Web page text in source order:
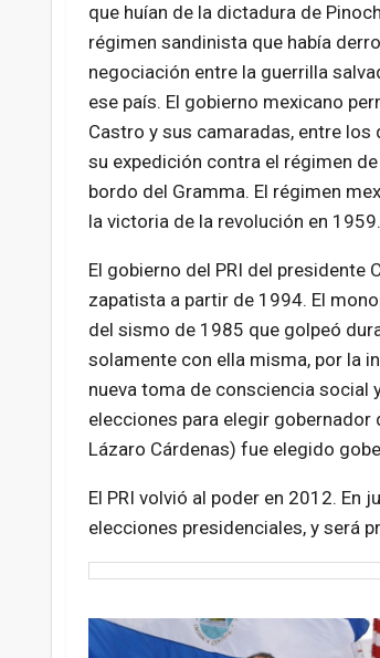
que huían de la dictadura de
régimen sandinista que había
negociación entre la guerrilla
ese país. El gobierno mexicano
Castro y sus camaradas, entre los
su expedición contra el régimen
bordo del Gramma. El régimen
la victoria de la revolución en 1959.
El gobierno del PRI del
zapatista a partir de 1994. El
del sismo de 1985 que golpeó
solamente con ella misma, por la
nueva toma de consciencia social
elecciones para elegir
Lázaro Cárdenas) fue elegido
El PRI volvió al poder en 2012. En
elecciones presidenciales, y será